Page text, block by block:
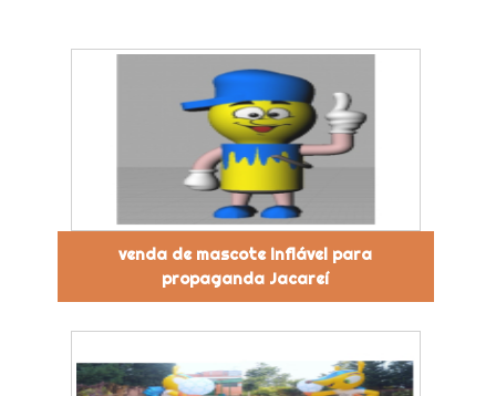
venda de mascote inflável para
propaganda Jacareí